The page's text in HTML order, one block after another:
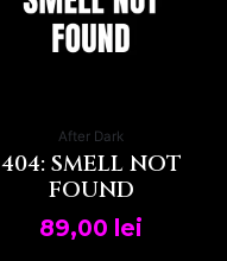
After Dark
404: SMELL NOT
FOUND
89,00 lei